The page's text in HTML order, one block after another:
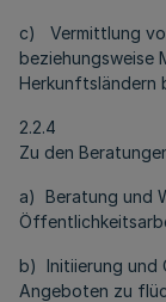
c) Vermittlung
beziehungsweise
Herkunftsländern
2.2.4
Zu den
a) Beratung und
b) Initiierung und
Angeboten zu